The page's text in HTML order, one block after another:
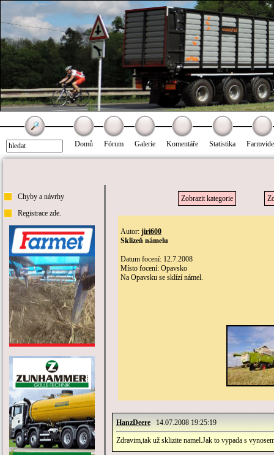
Domů Fórum Galerie Komentáře Statistika
Chyby a návrhy
Registrace zde.
Zobrazit kategorie
Autor: jiri600
Sklizeň námelu
Datum focení: 12.7.2008
Místo focení: Opavsko
Na Opavsku se sklízí námel.
HanzDeere 14.07.2008 19:25:19
Zdravim,tak už sklizite namel.Jak to vypada s